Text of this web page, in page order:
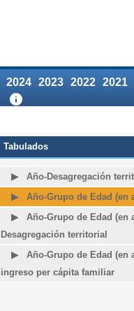
2024 2023 2022 2021
Tabulados
Año-Desagregación
Año-Grupo de Edad (en
Año-Grupo de Edad (en
Desagregación territorial
Año-Grupo de Edad (en
ingreso per cápita familiar